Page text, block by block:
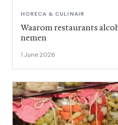
HORECA & CULINAIR
Waarom restaurants
nemen
1 June 2026